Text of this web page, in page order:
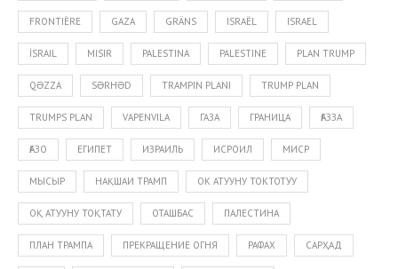
FRONTIÈRE GAZA GRÄNS ISRAËL ISRAEL
İSRAIL MISIR PALESTINA PALESTINE PLAN TRUMP
QƏZZA SƏRHƏD TRAMPIN PLANI TRUMP PLAN
TRUMPS PLAN VAPENVILA ГАЗА ГРАНИЦА ҒАЗЗА
ҒАЗО ЕГИПЕТ ИЗРАИЛЬ ИСРОИЛ МИСР
МЫСЫР НАҚШАИ ТРАМП ОК АТУУНУ ТОКТОТУУ
ОҚ АТУУНУ ТОҚТАТУ ОТАШБАС ПАЛЕСТИНА
ПЛАН ТРАМПА ПРЕКРАЩЕНИЕ ОГНЯ РАФАХ САРҲАД